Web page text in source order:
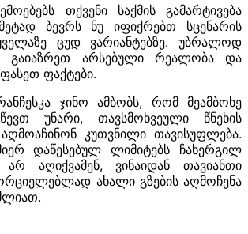
თქვენი საქმის გამარტივება
ბევრს ნუ იფიქრებთ სცენარის
ცუდ ვარიანტებზე. უბრალოდ
გაიაზრეთ არსებული რეალობა და
ფაქტები.
ჯინო ამბობს, რომ მეამბოხე
უნარი, თავსმოხვეული წნეხის
კუთვნილი თავისუფლება.
დაწესებულ ლიმიტებს ჩახერგილ
აღიქვამენ, ვინაიდან თავიანთი
ახალი გზების აღმოჩენა